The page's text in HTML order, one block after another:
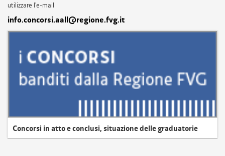
utilizzare l'e-mail
info.concorsi.aall@regione.fvg.it
Concorsi in atto e conclusi, situazione delle graduatorie